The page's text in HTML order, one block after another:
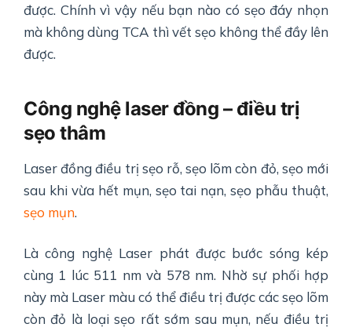
được. Chính vì vậy nếu bạn nào có sẹo đáy nhọn
mà không dùng TCA thì vết sẹo không thể đầy lên
được.
Công nghệ laser đồng – điều trị
sẹo thâm
Laser đồng điều trị sẹo rỗ, sẹo lõm còn đỏ, sẹo mới
sau khi vừa hết mụn, sẹo tai nạn, sẹo phẫu thuật,
sẹo mụn.
Là công nghệ Laser phát được bước sóng kép
cùng 1 lúc 511 nm và 578 nm. Nhờ sự phối hợp
này mà Laser màu có thể điều trị được các sẹo lõm
còn đỏ là loại sẹo rất sớm sau mụn, nếu điều trị